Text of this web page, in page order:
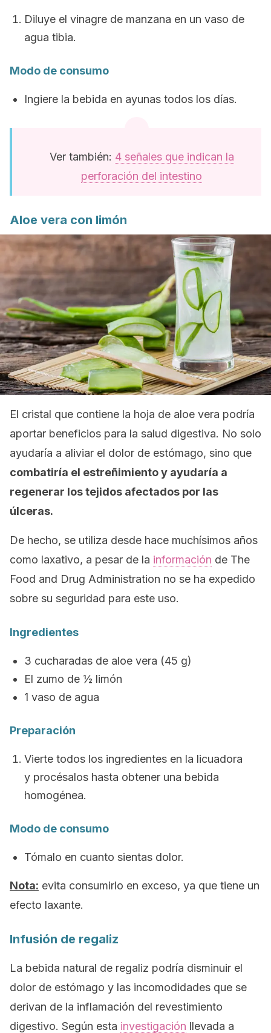
Diluye el vinagre de manzana en un vaso de
agua tibia.
Modo de consumo
Ingiere la bebida en ayunas todos los días.
Ver también: 4 señales que indican la
perforación del intestino
Aloe vera con limón
El cristal que contiene la hoja de aloe vera podría
aportar beneficios para la salud digestiva. No solo
ayudaría a aliviar el dolor de estómago, sino que
combatiría el estreñimiento y ayudaría a
regenerar los tejidos afectados por las
úlceras.
De hecho, se utiliza desde hace muchísimos años
como laxativo, a pesar de la información de The
Food and Drug Administration no se ha expedido
sobre su seguridad para este uso.
Ingredientes
3 cucharadas de aloe vera (45 g)
El zumo de ½ limón
1 vaso de agua
Preparación
Vierte todos los ingredientes en la licuadora
y procésalos hasta obtener una bebida
homogénea.
Modo de consumo
Tómalo en cuanto sientas dolor.
Nota: evita consumirlo en exceso, ya que tiene un
efecto laxante.
Infusión de regaliz
La bebida natural de regaliz podría disminuir el
dolor de estómago y las incomodidades que se
derivan de la inflamación del revestimiento
digestivo. Según esta investigación llevada a